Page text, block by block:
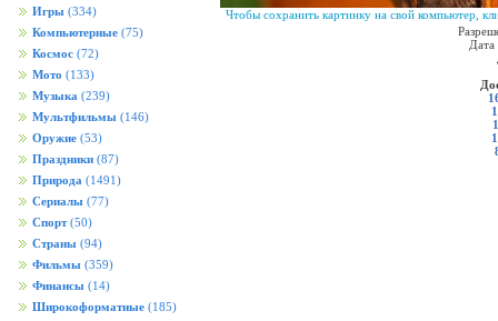
Игры (334)
Компьютерные (75)
Космос (72)
Мото (133)
Музыка (239)
Мультфильмы (146)
Оружие (53)
Праздники (87)
Природа (1491)
Сериалы (77)
Спорт (50)
Страны (94)
Фильмы (359)
Финансы (14)
Широкоформатные (185)
Чтобы сохранить картинку на свой компьютер,
Дата